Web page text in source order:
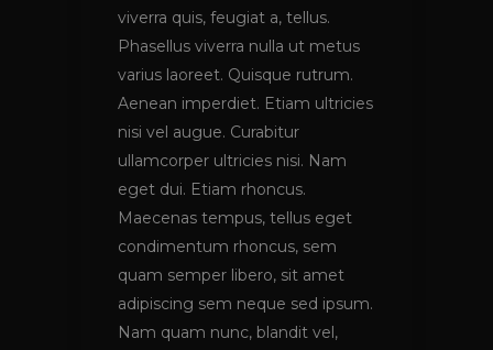
viverra quis, feugiat a, tellus.
Phasellus viverra nulla ut metus
varius laoreet. Quisque rutrum.
Aenean imperdiet. Etiam ultricies
nisi vel augue. Curabitur
ullamcorper ultricies nisi. Nam
eget dui. Etiam rhoncus.
Maecenas tempus, tellus eget
condimentum rhoncus, sem
quam semper libero, sit amet
adipiscing sem neque sed ipsum.
Nam quam nunc, blandit vel,